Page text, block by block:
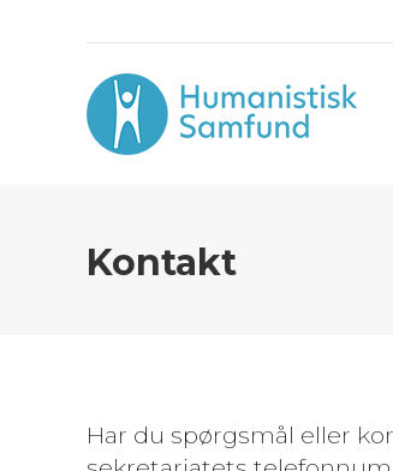
Kontakt
Har du spørgsmål eller